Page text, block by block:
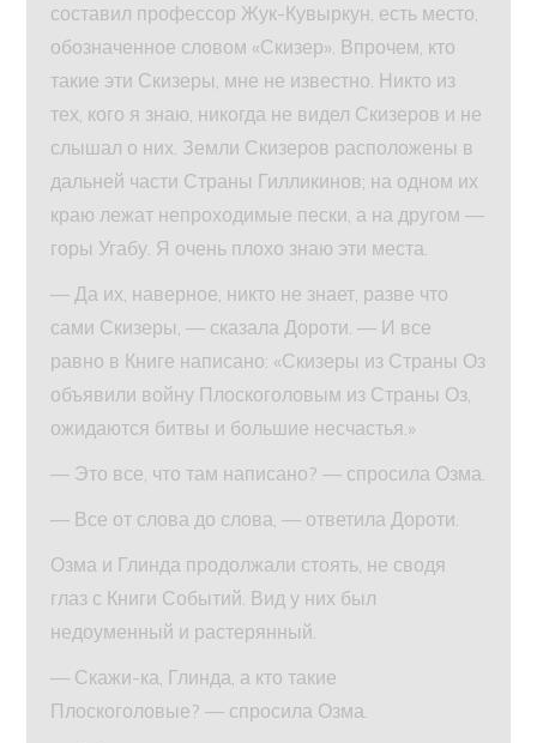
составил профессор Жук-Кувыркун, есть место,
обозначенное словом «Скизер». Впрочем, кто
такие эти Скизеры, мне не известно. Никто из
тех, кого я знаю, никогда не видел Скизеров и не
слышал о них. Земли Скизеров расположены в
дальней части Страны Гилликинов; на одном их
краю лежат непроходимые пески, а на другом —
горы Угабу. Я очень плохо знаю эти места.
— Да их, наверное, никто не знает, разве что
сами Скизеры, — сказала Дороти. — И все
равно в Книге написано: «Скизеры из Страны Оз
объявили войну Плоскоголовым из Страны Оз,
ожидаются битвы и большие несчастья.»
— Это все, что там написано? — спросила Озма.
— Все от слова до слова, — ответила Дороти.
Озма и Глинда продолжали стоять, не сводя
глаз с Книги Событий. Вид у них был
недоуменный и растерянный.
— Скажи-ка, Глинда, а кто такие
Плоскоголовые? — спросила Озма.